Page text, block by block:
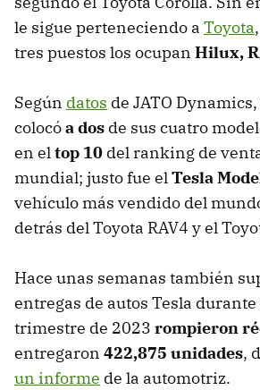
le sigue perteneciendo a Toyota
tres puestos los ocupan Hilux,
Según datos de JATO
colocóa dos de sus cuatro
en eltop 10 del ranking de
mundial; justo fue elTesla
vehículo más vendido del
detrás del Toyota RAV4 y el
Hace unas semanas también
entregas de autos Tesla
trimestre de 2023 rompieron
entregaron 422,875 unidades,
un informe de la automotriz.